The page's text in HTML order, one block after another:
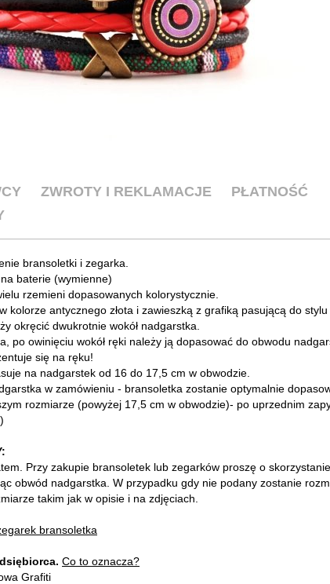
ZWROTY I REKLAMACJE
PŁATNOŚĆ
bransoletki i zegarka.
baterie (wymienne)
rzemieni dopasowanych kolorystycznie.
kolorze antycznego złota i zawieszką z grafiką pasującą do
okręcić dwukrotnie wokół nadgarstka.
po owinięciu wokół ręki należy ją dopasować do obwodu
się na ręku!
na nadgarstek od 16 do 17,5 cm w obwodzie.
w zamówieniu - bransoletka zostanie optymalnie
rozmiarze (powyżej 17,5 cm w obwodzie)- po uprzednim
Przy zakupie bransoletek lub zegarków proszę o
obwód nadgarstka. W przypadku gdy nie podany zostanie
takim jak w opisie i na zdjęciach.
bransoletka
Co to oznacza?
Grafiti